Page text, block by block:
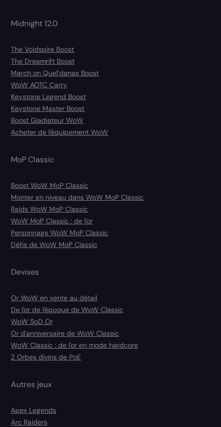
Midnight 12.0
The Voidspire Boost
The Dreamrift Boost
March on Quel’danas Boost
WoW AOTC Carry
Keystone Legend Boost
Keystone Master Boost
Boost Gladiateur WoW
Acheter de l'équipement WoW
MoP Classic
Boost WoW MoP Classic
Monter en niveau dans WoW MoP Classic
Raids WoW MoP Classic
WoW MoP Classic : de l'or
Personnage WoW MoP Classic
Défis de WoW MoP Classic
Devises
Or WoW en vente au détail
De l'or de l'époque de WoW Classic
WoW SoD Or
Or d'anniversaire de WoW Classic
WoW Classic : de l'or en mode hardcore
2 Orbes divins de PoE
Autres jeux
Apex Legends
Arc Raiders